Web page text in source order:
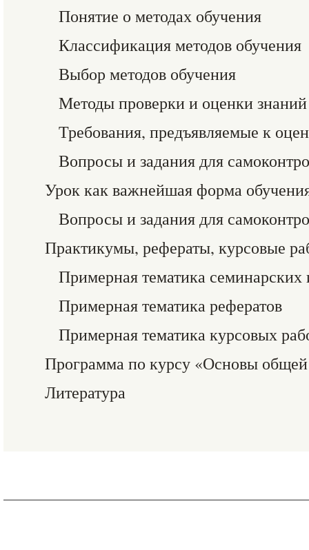
Понятие о методах обучения
Классификация методов обучения
Выбор методов обучения
Методы проверки и оценки знаний
Требования, предъявляемые к
Вопросы и задания для
Урок как важнейшая форма
Вопросы и задания для
Практикумы, рефераты, курсовые
Примерная тематика семинарских
Примерная тематика рефератов
Примерная тематика курсовых
Программа по курсу «Основы
Литература